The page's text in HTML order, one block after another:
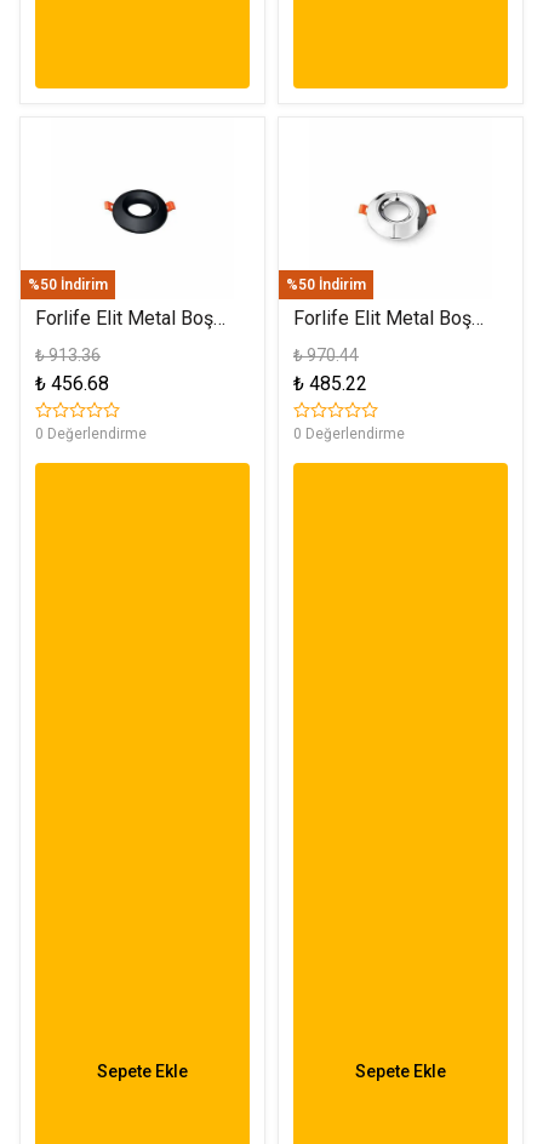
%50 İndirim
Forlife Elit Metal Boş
Spot Kasa Siyah FL-
1901 S
₺ 913.36
₺ 456.68
0 Değerlendirme
Sepete Ekle
%50 İndirim
Forlife Elit Metal Boş
Spot Kasa Gümüş FL-
1901 G
₺ 970.44
₺ 485.22
0 Değerlendirme
Sepete Ekle